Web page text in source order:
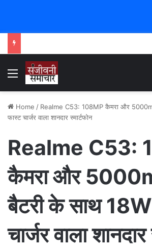
Menu
Home / Realme C53: 108MP कैमरा और
फास्ट चार्जर वाला शानदार स्मार्टफोन
Realme C53:
कैमरा और
बैटरी के साथ
चार्जर वाला